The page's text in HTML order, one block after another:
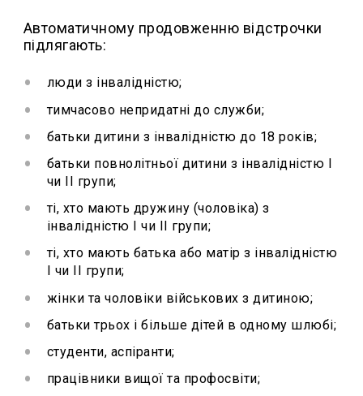
Автоматичному продовженню відстрочки
підлягають:
люди з інвалідністю;
тимчасово непридатні до служби;
батьки дитини з інвалідністю до 18 років;
батьки повнолітньої дитини з інвалідністю I
чи II групи;
ті, хто мають дружину (чоловіка) з
інвалідністю I чи II групи;
ті, хто мають батька або матір з інвалідністю
I чи II групи;
жінки та чоловіки військових з дитиною;
батьки трьох і більше дітей в одному шлюбі;
студенти, аспіранти;
працівники вищої та профосвіти;